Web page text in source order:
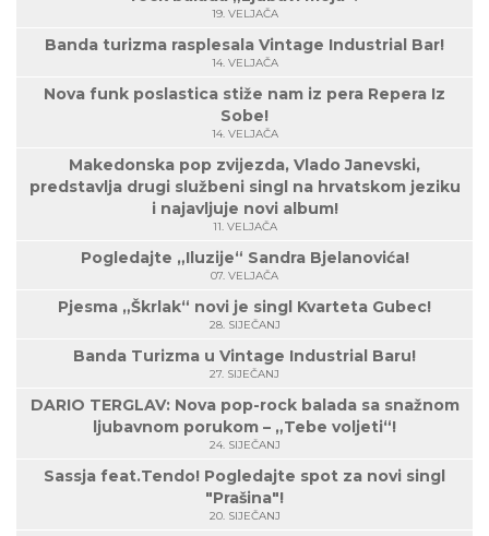
19. VELJAČA
Banda turizma rasplesala Vintage Industrial Bar!
14. VELJAČA
Nova funk poslastica stiže nam iz pera Repera Iz
Sobe!
14. VELJAČA
Makedonska pop zvijezda, Vlado Janevski,
predstavlja drugi službeni singl na hrvatskom jeziku
i najavljuje novi album!
11. VELJAČA
Pogledajte „Iluzije“ Sandra Bjelanovića!
07. VELJAČA
Pjesma „Škrlak“ novi je singl Kvarteta Gubec!
28. SIJEČANJ
Banda Turizma u Vintage Industrial Baru!
27. SIJEČANJ
DARIO TERGLAV: Nova pop-rock balada sa snažnom
ljubavnom porukom – „Tebe voljeti“!
24. SIJEČANJ
Sassja feat.Tendo! Pogledajte spot za novi singl
"Prašina"!
20. SIJEČANJ